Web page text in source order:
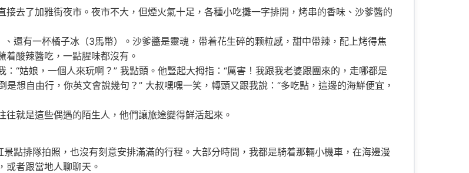
去了加雅街夜市。夜市不大，但煙火氣十足，各種小吃攤一字排開，烤串的香味、沙爹醬的
還有一杯橘子冰（3馬幣）。沙爹醬是靈魂，帶着花生碎的颗粒感，甜中帶辣，配上烤得焦
酸辣醬吃，一點腥味都沒有。
“姑娘，一個人來玩啊？” 我點頭。他豎起大拇指：“厲害！我跟我老婆跟團來的，走哪都是
想自由行，你英文會說幾句？” 大叔嘿嘿一笑，轉頭又跟我說：“多吃點，這邊的海鮮便宜，
就是這些偶遇的陌生人，他們讓旅途變得鮮活起來。
點排隊拍照，也沒有刻意安排滿滿的行程。大部分時間，我都是騎着那輛小機車，在海邊漫
或者跟當地人聊聊天。